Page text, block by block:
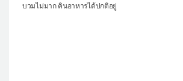
บวมไม่มาก คินอาหารได้ปกติอยู่